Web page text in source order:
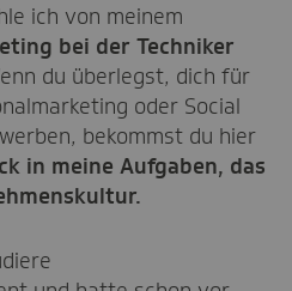
ich von meinem
bei der Techniker
du überlegst, dich für
oder Social
bekommst du hier
in meine Aufgaben, das